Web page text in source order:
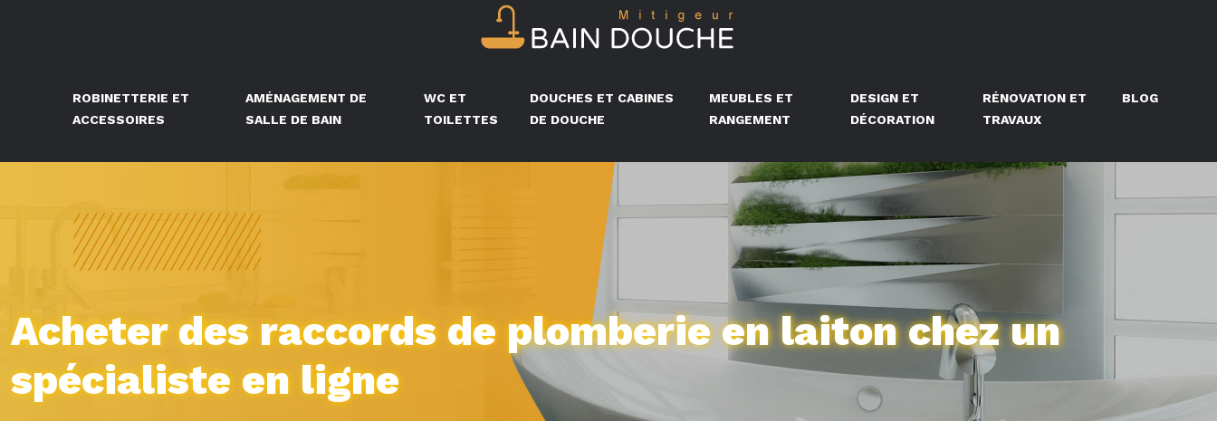
ROBINETTERIE ET
ACCESSOIRES
AMÉNAGEMENT DE
SALLE DE BAIN
WC ET
TOILETTES
DOUCHES ET CABINES
DE DOUCHE
MEUBLES ET
RANGEMENT
DESIGN ET
DÉCORATION
RÉNOVATION ET
TRAVAUX
BLOG
Acheter des raccords de plomberie en laiton chez un
spécialiste en ligne